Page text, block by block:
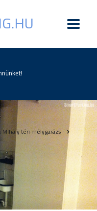
Mihály téri mélygarázs